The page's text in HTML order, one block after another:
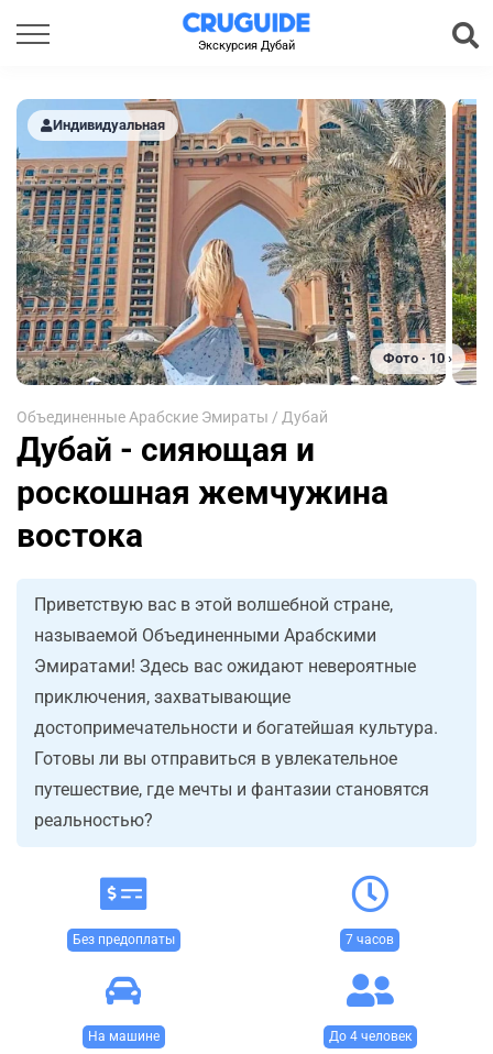
Экскурсия Дубай
Индивидуальная
Фото · 10 ›
Объединенные Арабские Эмираты / Дубай
Дубай - сияющая и
роскошная жемчужина
востока
Приветствую вас в этой волшебной стране,
называемой Объединенными Арабскими
Эмиратами! Здесь вас ожидают невероятные
приключения, захватывающие
достопримечательности и богатейшая культура.
Готовы ли вы отправиться в увлекательное
путешествие, где мечты и фантазии становятся
реальностью?
Без предоплаты 7 часов
На машине До 4 человек